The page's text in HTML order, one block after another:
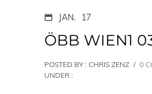
JAN. 17
ÖBB WIEN1
POSTED BY : CHRIS ZENZ / 0
UNDER :